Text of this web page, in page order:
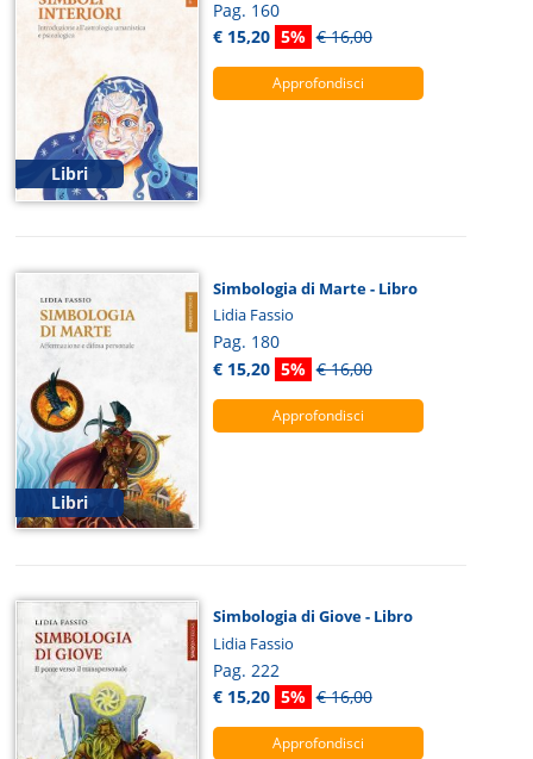
Libri
Pag. 160
€ 15,20 5% € 16,00
Approfondisci
Libri
Simbologia di Marte - Libro
Lidia Fassio
Pag. 180
€ 15,20 5% € 16,00
Approfondisci
Simbologia di Giove - Libro
Lidia Fassio
Pag. 222
€ 15,20 5% € 16,00
Approfondisci